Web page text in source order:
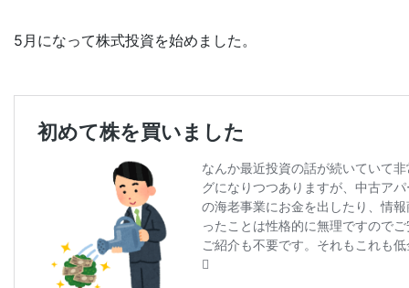
5月になって株式投資を始めました。